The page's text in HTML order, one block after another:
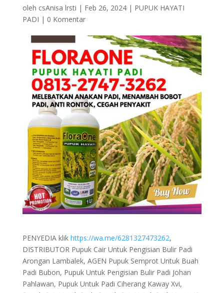
oleh csAnisa lrsti | Feb 26, 2024| PUPUK HAYATI
PADI | 0 Komentar
PENYEDIA klik https://wa.me/6281327473262,
DISTRIBUTOR Pupuk Cair Untuk Pengisian Bulir Padi
Arongan Lambalek, AGEN Pupuk Semprot Untuk Buah
Padi Bubon, Pupuk Untuk Pengisian Bulir Padi Johan
Pahlawan, Pupuk Untuk Padi Ciherang Kaway Xvi,